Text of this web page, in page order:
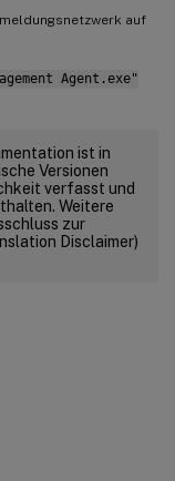
auf
Agent.exe"
ist in
Versionen
verfasst und
Weitere
zur
Disclaimer)